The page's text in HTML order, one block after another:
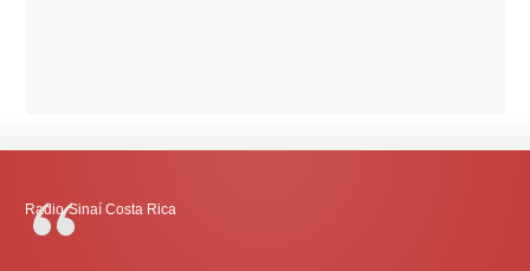
Radio-Sinaí Costa Rica